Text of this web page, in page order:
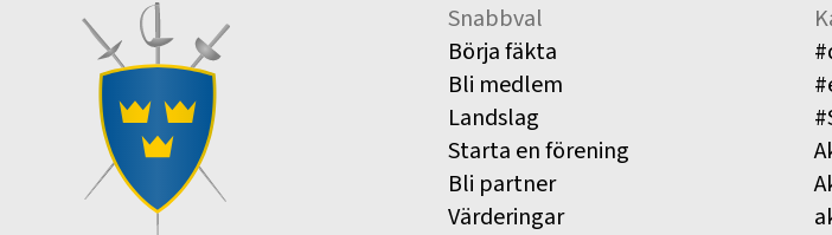
Snabbval
Börja fäkta
Bli medlem
Landslag
Starta en förening
Bli partner
Värderingar